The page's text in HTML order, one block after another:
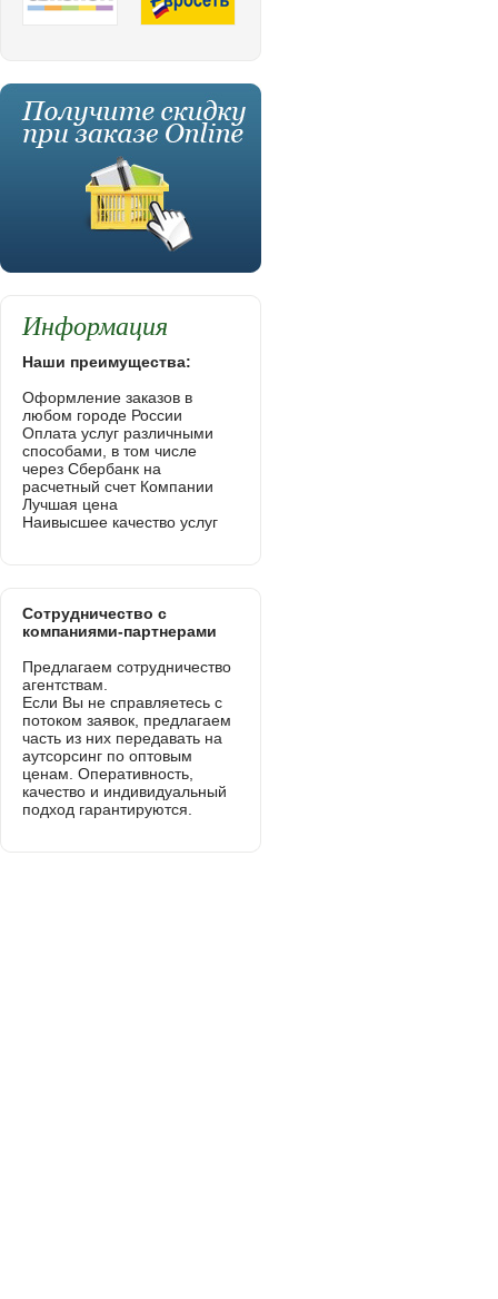
Информация
Наши преимущества:
Оформление заказов в
любом городе России
Оплата услуг различными
способами, в том числе
через Сбербанк на
расчетный счет Компании
Лучшая цена
Наивысшее качество услуг
Сотрудничество с
компаниями-партнерами
Предлагаем сотрудничество
агентствам.
Если Вы не справляетесь с
потоком заявок, предлагаем
часть из них передавать на
аутсорсинг по оптовым
ценам. Оперативность,
качество и индивидуальный
подход гарантируются.